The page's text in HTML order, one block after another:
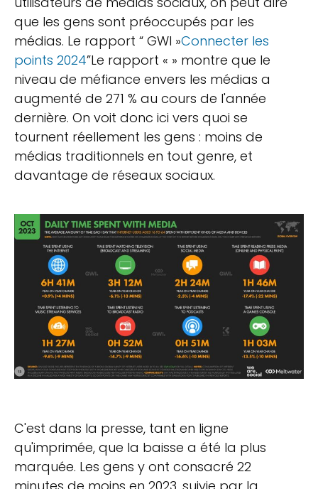
que les gens sont préoccupés par les
médias. Le rapport “ GWI »Connecter les
points 2024”Le rapport « » montre que le
niveau de méfiance envers les médias a
augmenté de 271 % au cours de l'année
dernière. On voit donc ici vers quoi se
tournent réellement les gens : moins de
médias traditionnels en tout genre, et
davantage de réseaux sociaux.
C'est dans la presse, tant en ligne
qu'imprimée, que la baisse a été la plus
marquée. Les gens y ont consacré 22